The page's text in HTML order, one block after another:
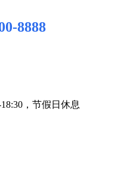
8888
，节假日休息